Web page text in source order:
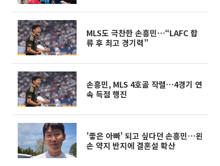
MLS도 극찬한 손흥민⋯“LAFC 합
류 후 최고 경기력”
손흥민, MLS 4호골 작렬…4경기 연
속 득점 행진
'좋은 아빠' 되고 싶다던 손흥민⋯왼
손 약지 반지에 결혼설 확산